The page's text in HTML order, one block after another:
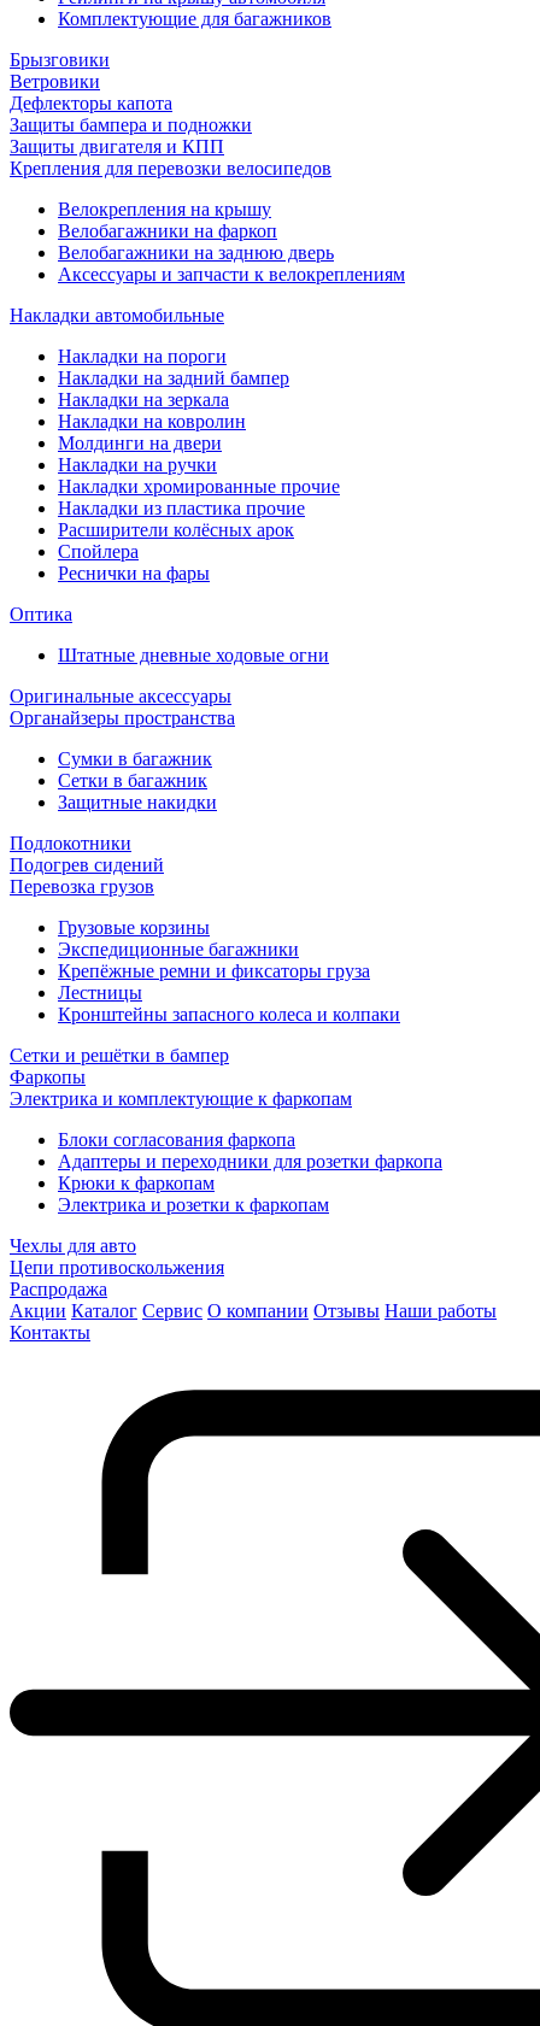
Комплектующие для багажников
Брызговики
Ветровики
Дефлекторы капота
Защиты бампера и подножки
Защиты двигателя и КПП
Крепления для перевозки велосипедов
Велокрепления на крышу
Велобагажники на фаркоп
Велобагажники на заднюю дверь
Аксессуары и запчасти к велокреплениям
Накладки автомобильные
Накладки на пороги
Накладки на задний бампер
Накладки на зеркала
Накладки на ковролин
Молдинги на двери
Накладки на ручки
Накладки хромированные прочие
Накладки из пластика прочие
Расширители колёсных арок
Спойлера
Реснички на фары
Оптика
Штатные дневные ходовые огни
Оригинальные аксессуары
Органайзеры пространства
Сумки в багажник
Сетки в багажник
Защитные накидки
Подлокотники
Подогрев сидений
Перевозка грузов
Грузовые корзины
Экспедиционные багажники
Крепёжные ремни и фиксаторы груза
Лестницы
Кронштейны запасного колеса и колпаки
Сетки и решётки в бампер
Фаркопы
Электрика и комплектующие к фаркопам
Блоки согласования фаркопа
Адаптеры и переходники для розетки фаркопа
Крюки к фаркопам
Электрика и розетки к фаркопам
Чехлы для авто
Цепи противоскольжения
Распродажа
Акции Каталог Сервис О компании Отзывы Наши работы
Контакты